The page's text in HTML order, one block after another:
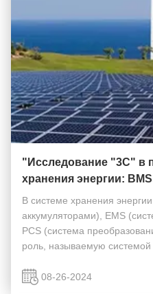
"Исследование "3С" в
хранения энергии:
В системе хранения
аккумуляторами), EMS
PCS (система
роль, называемую
безопасную и эффективную
08-26-2024